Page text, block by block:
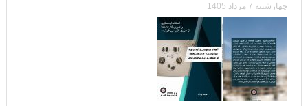
چهارشنبه 7 مرداد 1405